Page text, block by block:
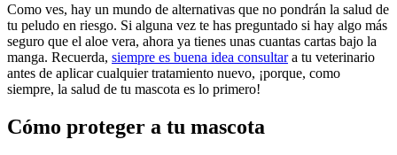
Como ves, hay un mundo de alternativas que no pondrán la salud de
tu peludo en riesgo. Si alguna vez te has preguntado si hay algo más
seguro que el aloe vera, ahora ya tienes unas cuantas cartas bajo la
manga. Recuerda, siempre es buena idea consultara tu veterinario
antes de aplicar cualquier tratamiento nuevo, ¡porque, como
siempre, la salud de tu mascota es lo primero!
Cómo proteger a tu mascota